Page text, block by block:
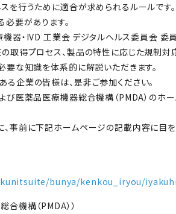
を行うために適合が求められるルールです
必要があります。
器・IVD 工業会 デジタルヘルス委員会 委
取得プロセス、製品の特性に応じた規制対
要な知識を体系的に解説いただきます。
企業の皆様は、是非ご参加ください。
び医薬品医療機器総合機構（PMDA）のホ
事前に下記ホームページの記載内容に目
bunya/kenkou_iryou/
機構（PMDA））